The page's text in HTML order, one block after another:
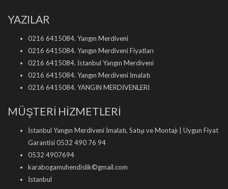
YAZILAR
0216 6415084. Yangın Merdiveni
0216 6415084. Yangın Merdiveni Fiyatları
0216 6415084. İstanbul Yangın Merdiveni
0216 6415084. Yangın Merdiveni İmalatı
0216 6415084. YANGIN MERDİVENLERİ
MÜŞTERİ HİZMETLERİ
İstanbul Yangın Merdiveni İmalatı, Satışı ve Montajı | Uygun Fiyat
Garantisi 0532 490 76 94
0532 4907694
karabogamuhendislik©gmail.com
İstanbul